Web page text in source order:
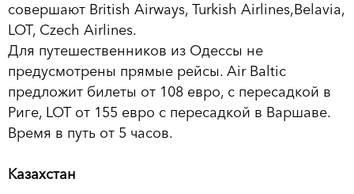
совершают British Airways, Turkish Airlines,Belavia,
LOT, Czech Airlines.
Для путешественников из Одессы не
предусмотрены прямые рейсы. Air Baltic
предложит билеты от 108 евро, с пересадкой в
Риге, LOT от 155 евро с пересадкой в Варшаве.
Время в путь от 5 часов.
Казахстан